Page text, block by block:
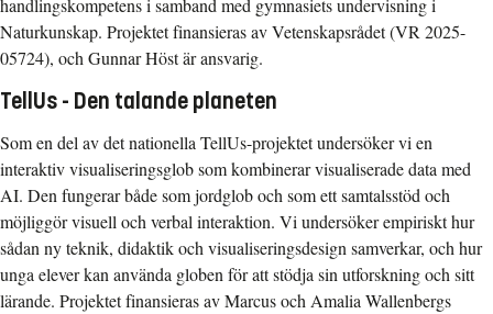
handlingskompetens i samband med gymnasiets undervisning i
Naturkunskap. Projektet finansieras av Vetenskapsrådet (VR 2025-
05724), och Gunnar Höst är ansvarig.
TellUs - Den talande planeten
Som en del av det nationella TellUs-projektet undersöker vi en
interaktiv visualiseringsglob som kombinerar visualiserade data med
AI. Den fungerar både som jordglob och som ett samtalsstöd och
möjliggör visuell och verbal interaktion. Vi undersöker empiriskt hur
sådan ny teknik, didaktik och visualiseringsdesign samverkar, och hur
unga elever kan använda globen för att stödja sin utforskning och sitt
lärande. Projektet finansieras av Marcus och Amalia Wallenbergs